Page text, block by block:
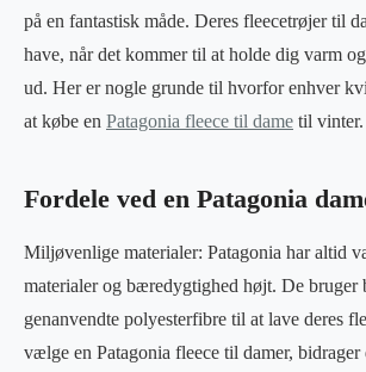
på en fantastisk måde. Deres fleecetrøjer til
have, når det kommer til at holde dig varm
ud. Her er nogle grunde til hvorfor enhver
at købe en Patagonia fleece til dame til vinter.
Fordele ved en Patagonia
Miljøvenlige materialer: Patagonia har altid
materialer og bæredygtighed højt. De bruger
genanvendte polyesterfibre til at lave deres
vælge en Patagonia fleece til damer, bidrager